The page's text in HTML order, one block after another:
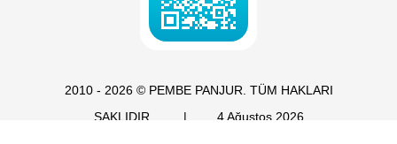
2010 - 2026 © PEMBE PANJUR. TÜM HAKLARI
SAKLIDIR.
| 4 Ağustos 2026